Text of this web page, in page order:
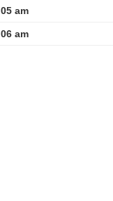
05 am
06 am